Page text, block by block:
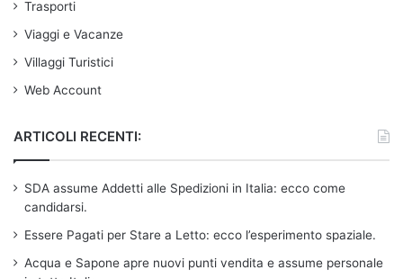
Trasporti
Viaggi e Vacanze
Villaggi Turistici
Web Account
ARTICOLI RECENTI:
SDA assume Addetti alle Spedizioni in Italia: ecco come
candidarsi.
Essere Pagati per Stare a Letto: ecco l’esperimento spaziale.
Acqua e Sapone apre nuovi punti vendita e assume personale